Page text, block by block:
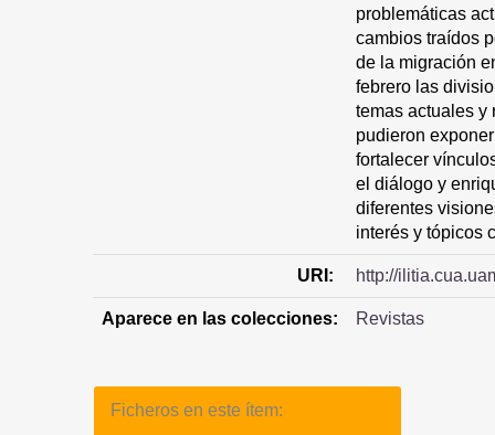
problemáticas
cambios traídos
de la migración
febrero las
temas actuales y
pudieron
fortalecer
el diálogo y
diferentes
interés y tópicos
URI: http://
Aparece en las colecciones: Revistas
Ficheros en este ítem: